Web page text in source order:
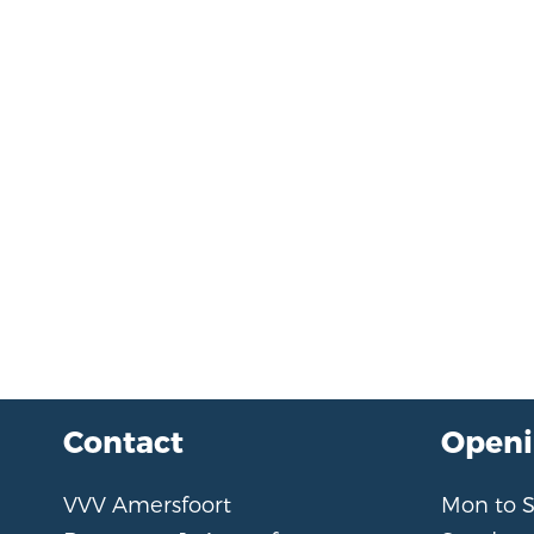
Contact
VVV Amersfoort
Mon to